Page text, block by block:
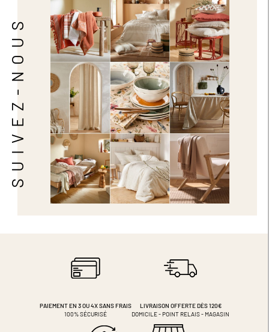
SUIVEZ-NOUS
PAIEMENT EN 3 OU 4XSANS FRAIS
100% SÉCURISÉ
LIVRAISON OFFERTE DÈS 120€
DOMICILE - POINT RELAIS - MAGASIN